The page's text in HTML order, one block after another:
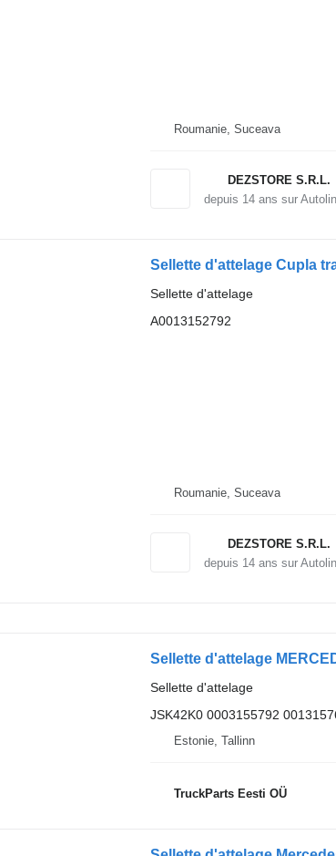
Roumanie, Suceava
DEZSTORE S.R.L.
depuis 14ans sur
Sellette d'attelage
A0013152792
Roumanie, Suceava
DEZSTORE S.R.L.
depuis 14ans sur
Sellette d'attelage
JSK42K0 0003155792
Estonie, Tallinn
TruckParts Eesti OÜ